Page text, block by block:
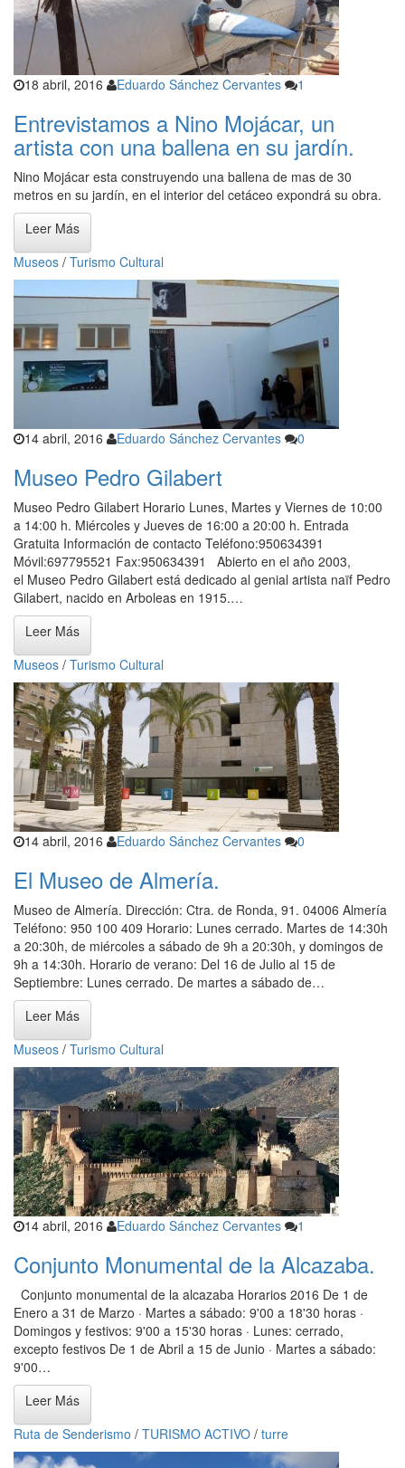
18 abril, 2016 Eduardo Sánchez Cervantes 1
Entrevistamos a Nino Mojácar, un
artista con una ballena en su jardín.
Nino Mojácar esta construyendo una ballena de mas de 30
metros en su jardín, en el interior del cetáceo expondrá su obra.
Leer Más
Museos / Turismo Cultural
14 abril, 2016 Eduardo Sánchez Cervantes 0
Museo Pedro Gilabert
Museo Pedro Gilabert Horario Lunes, Martes y Viernes de 10:00
a 14:00 h. Miércoles y Jueves de 16:00 a 20:00 h. Entrada
Gratuita Información de contacto Teléfono:950634391
Móvil:697795521 Fax:950634391 Abierto en el año 2003,
el Museo Pedro Gilabert está dedicado al genial artista naïf Pedro
Gilabert, nacido en Arboleas en 1915.…
Leer Más
Museos / Turismo Cultural
14 abril, 2016 Eduardo Sánchez Cervantes 0
El Museo de Almería.
Museo de Almería. Dirección: Ctra. de Ronda, 91. 04006 Almería
Teléfono: 950 100 409 Horario: Lunes cerrado. Martes de 14:30h
a 20:30h, de miércoles a sábado de 9h a 20:30h, y domingos de
9h a 14:30h. Horario de verano: Del 16 de Julio al 15 de
Septiembre: Lunes cerrado. De martes a sábado de…
Leer Más
Museos / Turismo Cultural
14 abril, 2016 Eduardo Sánchez Cervantes 1
Conjunto Monumental de la Alcazaba.
Conjunto monumental de la alcazaba Horarios 2016 De 1 de
Enero a 31 de Marzo · Martes a sábado: 9'00 a 18'30 horas ·
Domingos y festivos: 9'00 a 15'30 horas · Lunes: cerrado,
excepto festivos De 1 de Abril a 15 de Junio · Martes a sábado:
9'00…
Leer Más
Ruta de Senderismo / TURISMO ACTIVO / turre